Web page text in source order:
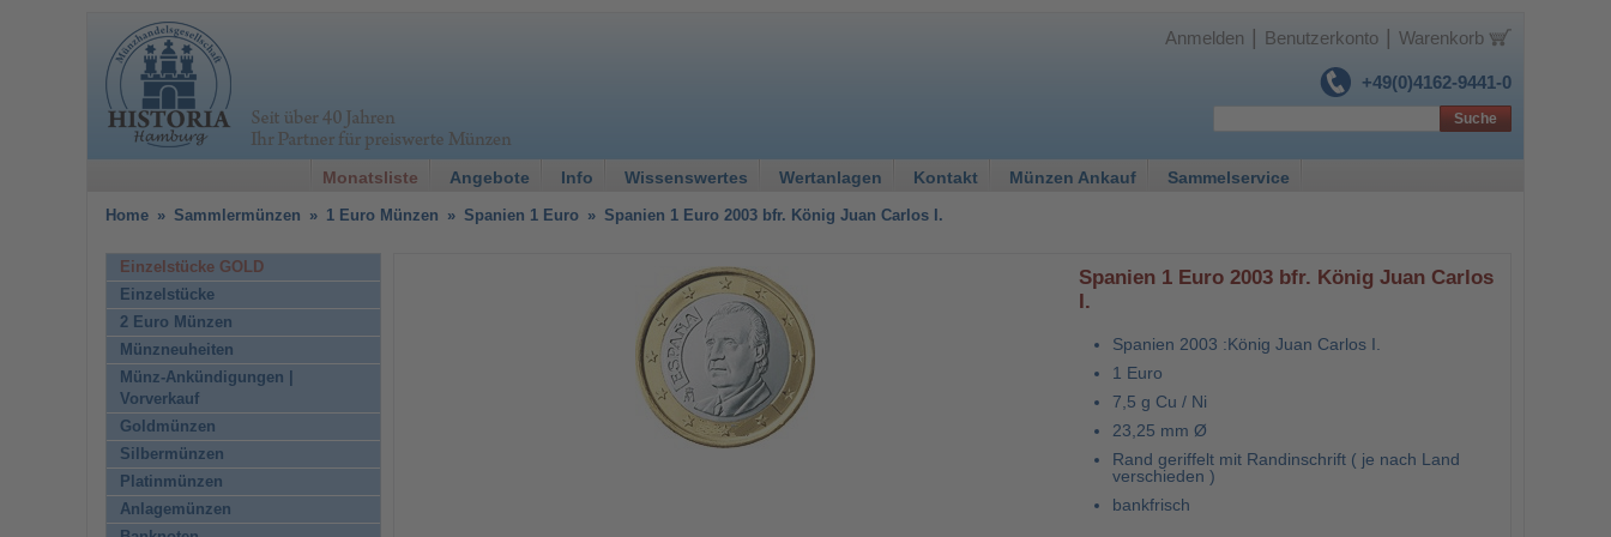
+49(0)4162-9441-0
Anmelden Benutzerkonto Warenkorb
Monatsliste Angebote Info Wissenswertes Wertanlagen Kontakt Münzen Ankauf Sammelservice
Suche
Home » Sammlermünzen » 1 Euro Münzen » Spanien 1 Euro » Spanien 1 Euro 2003 bfr. König Juan Carlos I.
Spanien 1 Euro 2003 bfr. König Juan Carlos
I.
Spanien 2003 :König Juan Carlos I.
1 Euro
7,5 g Cu / Ni
23,25 mm Ø
Rand geriffelt mit Randinschrift ( je nach Land
verschieden )
bankfrisch
Einzelstücke GOLD
Einzelstücke
2 Euro Münzen
Münzneuheiten
Münz-Ankündigungen |
Vorverkauf
Goldmünzen
Silbermünzen
Platinmünzen
Anlagemünzen